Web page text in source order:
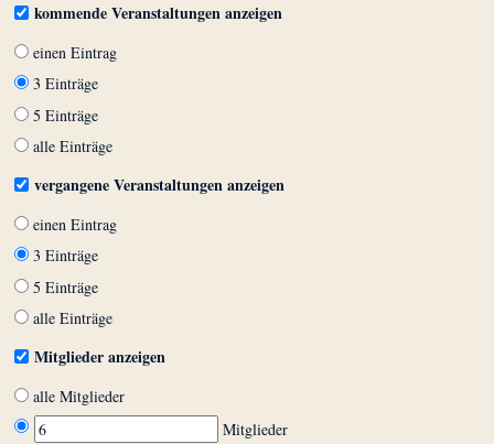
kommende Veranstaltungen anzeigen
einen Eintrag
3 Einträge
5 Einträge
alle Einträge
vergangene Veranstaltungen anzeigen
einen Eintrag
3 Einträge
5 Einträge
alle Einträge
Mitglieder anzeigen
alle Mitglieder
Mitglieder